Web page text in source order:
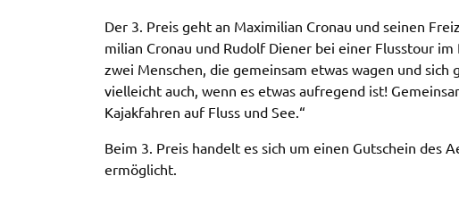
Der 3. Preis geht an Maxi­mi­li­an Cronau und seinen
mi­li­an Cronau und Rudolf Diener bei einer Fluss­tour
zwei Menschen, die gemein­sam etwas wagen und
viel­leicht auch, wenn es etwas aufre­gend ist!
Kajak­fah­ren auf Fluss und See.“
Beim 3. Preis handelt es sich um einen Gutschein
ermög­licht.
_pk_ses
_pk_ses
Landratsamt Schweinfurt
Zweck:
Kurzzeitiges Cookie, um vorübergehende